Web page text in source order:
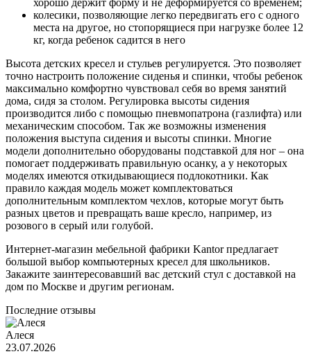
колесики, позволяющие легко передвигать его с одного
места на другое, но стопорящиеся при нагрузке более 12
кг, когда ребенок садится в него
Высота детских кресел и стульев регулируется. Это позволяет
точно настроить положение сиденья и спинки, чтобы ребенок
максимально комфортно чувствовал себя во время занятий
дома, сидя за столом. Регулировка высоты сидения
производится либо с помощью пневмопатрона (газлифта) или
механическим способом. Так же возможны изменения
положения выступа сидения и высоты спинки. Многие
модели дополнительно оборудованы подставкой для ног – она
помогает поддерживать правильную осанку, а у некоторых
моделях имеются откидывающиеся подлокотники. Как
правило каждая модель может комплектоваться
дополнительным комплектом чехлов, которые могут быть
разных цветов и превращать ваше кресло, например, из
розового в серый или голубой.
Интернет-магазин мебельной фабрики Kantor предлагает
большой выбор компьютерных кресел для школьников.
Закажите заинтересовавший вас детский стул с доставкой на
дом по Москве и другим регионам.
Последние отзывы
Алеся
23.07.2026